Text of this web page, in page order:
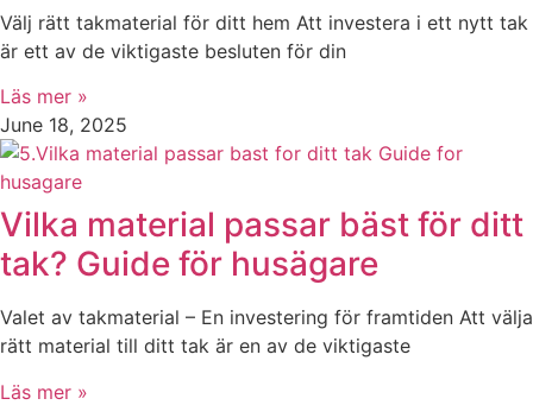
Välj rätt takmaterial för ditt hem Att investera i ett nytt tak
är ett av de viktigaste besluten för din
Läs mer »
June 18, 2025
Vilka material passar bäst för ditt
tak? Guide för husägare
Valet av takmaterial – En investering för framtiden Att välja
rätt material till ditt tak är en av de viktigaste
Läs mer »